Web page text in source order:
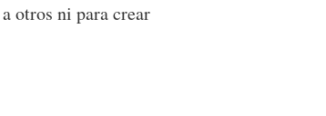
otros ni para crear